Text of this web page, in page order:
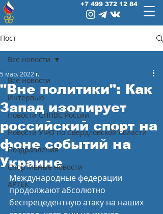
+7 499 372 12 84
Пост
Все новости
Интервью
Новости СННВС России
Новости УФО по Свердловской области
Поздравления
Спортивные новости
АРТЕК
Все новости
"Вне политики": Как
Запад изолирует
российский спорт на
фоне событий на
Украине
5 мар. 2022 г.
Международные федерации
продолжают абсолютно
беспрецедентную атаку на наших